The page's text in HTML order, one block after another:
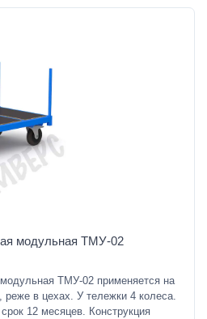
модульная ТМУ-02
ТМУ-02 применяется на
реже в цехах. У тележки 4 колеса.
12 месяцев. Конструкция